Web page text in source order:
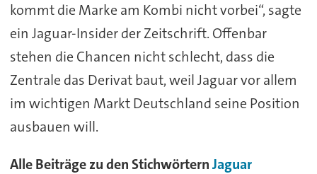
kommt die Marke am Kombi nicht vorbei“, sagte
ein Jaguar-Insider der Zeitschrift. Offenbar
stehen die Chancen nicht schlecht, dass die
Zentrale das Derivat baut, weil Jaguar vor allem
im wichtigen Markt Deutschland seine Position
ausbauen will.
Alle Beiträge zu den StichwörternJaguar